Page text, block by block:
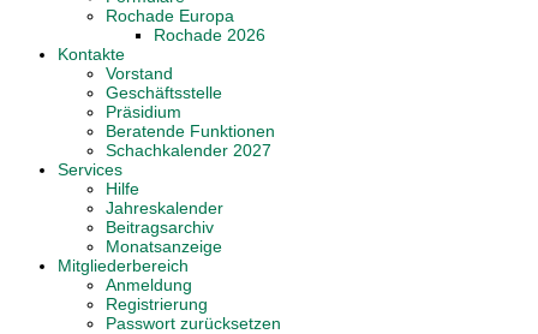
Rochade Europa
Rochade 2026
Kontakte
Vorstand
Geschäftsstelle
Präsidium
Beratende Funktionen
Schachkalender 2027
Services
Hilfe
Jahreskalender
Beitragsarchiv
Monatsanzeige
Mitgliederbereich
Anmeldung
Registrierung
Passwort zurücksetzen